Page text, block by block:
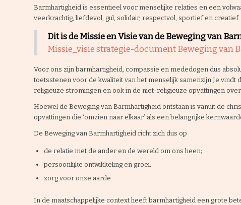
Barmhartigheid is essentieel voor menselijke relaties en een
veerkrachtig, liefdevol, gul, solidair, respectvol, sportief en creatief.
Dit is de Missie en Visie van de Beweging van
Missie_visie strategie-document Beweging van
Voor ons zijn barmhartigheid, compassie en mededogen dus
toetsstenen voor de kwaliteit van het menselijk samenzijn.Je
religieuze stromingen en ook in de niet-religieuze opvattingen
Hoewel de Beweging van Barmhartigheid ontstaan is vanuit de
opvattingen die ‘omzien naar elkaar’ als een belangrijke
De Beweging van Barmhartigheid richt zich dus op
de relatie met de ander en de wereld om ons heen;
persoonlijke ontwikkeling en groei;
zorg voor onze aarde.
In de maatschappelijke context heeft barmhartigheid een grote